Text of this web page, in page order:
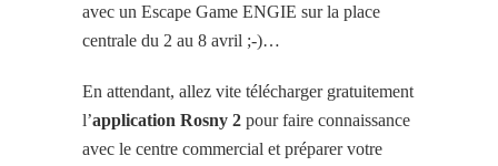
avec un Escape Game ENGIE sur la place
centrale du 2 au 8 avril ;-)…
En attendant, allez vite télécharger gratuitement
l’application Rosny 2 pour faire connaissance
avec le centre commercial et préparer votre